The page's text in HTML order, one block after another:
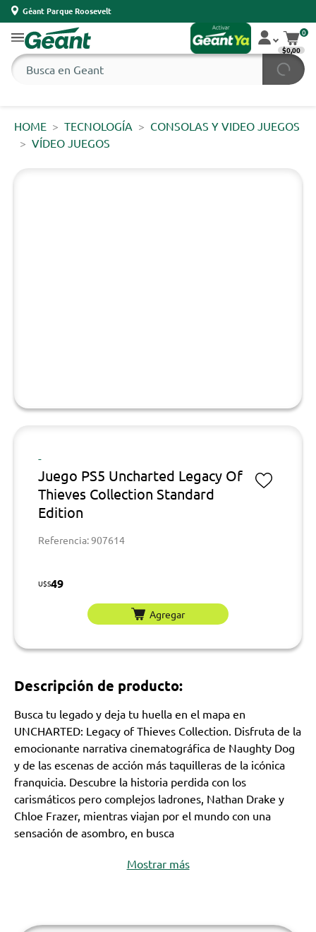
Géant Parque Roosevelt
0
$0,00
HOME TECNOLOGÍA
CONSOLAS Y VIDEO JUEGOS
VÍDEO JUEGOS
-
Juego PS5 Uncharted Legacy Of
Thieves Collection Standard
Edition
Referencia: 907614
U$S49
Agregar
Descripción de producto:
Busca tu legado y deja tu huella en el mapa en
UNCHARTED: Legacy of Thieves Collection. Disfruta de la
emocionante narrativa cinematográfica de Naughty Dog
y de las escenas de acción más taquilleras de la icónica
franquicia. Descubre la historia perdida con los
carismáticos pero complejos ladrones, Nathan Drake y
Chloe Frazer, mientras viajan por el mundo con una
sensación de asombro, en busca
Mostrar más